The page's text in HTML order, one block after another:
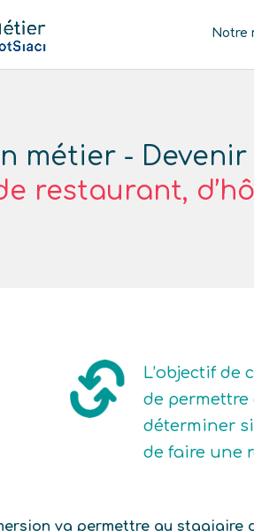
Notre
métier - Devenir
restaurant,
L’objectif de
de
déterminer si
de faire une
va permettre au stagiaire